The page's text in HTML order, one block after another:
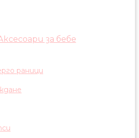
за бебе
раници